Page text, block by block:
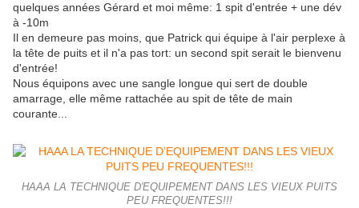
quelques années Gérard et moi même: 1 spit d'entrée + une dév
à -10m
Il en demeure pas moins, que Patrick qui équipe à l'air perplexe à
la tête de puits et il n'a pas tort: un second spit serait le bienvenu
d'entrée!
Nous équipons avec une sangle longue qui sert de double
amarrage, elle même rattachée au spit de tête de main
courante...
HAAA LA TECHNIQUE D'EQUIPEMENT DANS LES VIEUX PUITS
PEU FREQUENTES!!!